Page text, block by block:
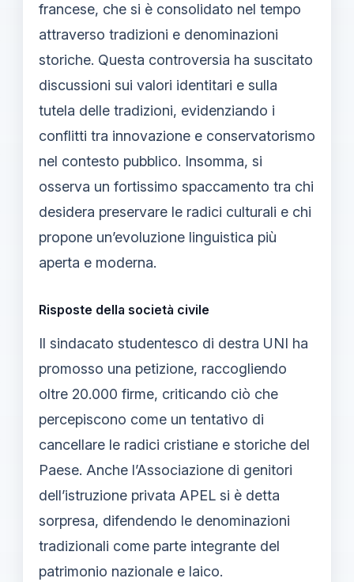
francese, che si è consolidato nel tempo
attraverso tradizioni e denominazioni
storiche. Questa controversia ha suscitato
discussioni sui valori identitari e sulla
tutela delle tradizioni, evidenziando i
conflitti tra innovazione e conservatorismo
nel contesto pubblico. Insomma, si
osserva un fortissimo spaccamento tra chi
desidera preservare le radici culturali e chi
propone un’evoluzione linguistica più
aperta e moderna.
Risposte della società civile
Il sindacato studentesco di destra UNI ha
promosso una petizione, raccogliendo
oltre 20.000 firme, criticando ciò che
percepiscono come un tentativo di
cancellare le radici cristiane e storiche del
Paese. Anche l’Associazione di genitori
dell’istruzione privata APEL si è detta
sorpresa, difendendo le denominazioni
tradizionali come parte integrante del
patrimonio nazionale e laico.